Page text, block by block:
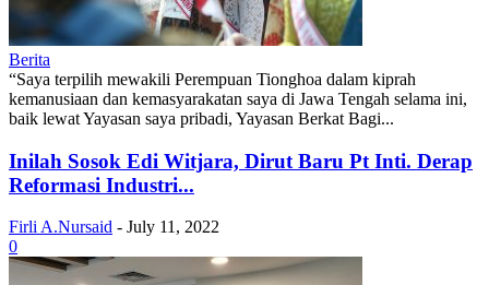
Berita
“Saya terpilih mewakili Perempuan Tionghoa dalam kiprah
kemanusiaan dan kemasyarakatan saya di Jawa Tengah selama ini,
baik lewat Yayasan saya pribadi, Yayasan Berkat Bagi...
Inilah Sosok Edi Witjara, Dirut Baru Pt Inti. Derap
Reformasi Industri...
Firli A.Nursaid - July 11, 2022
0